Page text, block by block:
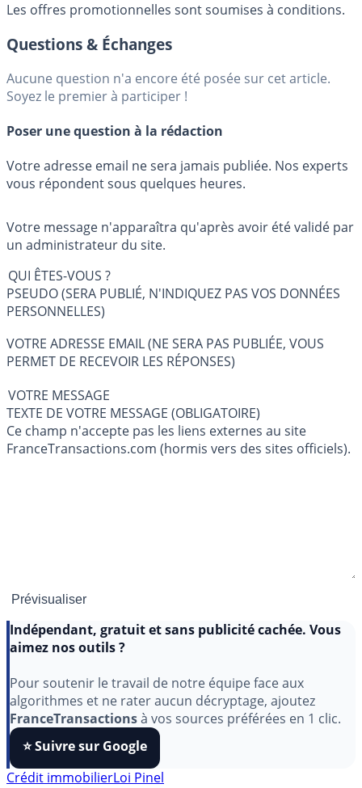
Les offres promotionnelles sont soumises à conditions.
Questions & Échanges
Aucune question n'a encore été posée sur cet article.
Soyez le premier à participer !
Poser une question à la rédaction
Votre adresse email ne sera jamais publiée. Nos experts
vous répondent sous quelques heures.
Votre message n'apparaîtra qu'après avoir été validé par
un administrateur du site.
QUI ÊTES-VOUS ?
PSEUDO (SERA PUBLIÉ, N'INDIQUEZ PAS VOS DONNÉES
PERSONNELLES)
VOTRE ADRESSE EMAIL (NE SERA PAS PUBLIÉE, VOUS
PERMET DE RECEVOIR LES RÉPONSES)
VOTRE MESSAGE
TEXTE DE VOTRE MESSAGE (OBLIGATOIRE)
Ce champ n'accepte pas les liens externes au site
FranceTransactions.com (hormis vers des sites officiels).
aimez nos outils ?
Pour soutenir le travail de notre équipe face aux
algorithmes et ne rater aucun décryptage, ajoutez
FranceTransactionsà vos sources préférées en 1 clic.
⭐️ Suivre sur Google